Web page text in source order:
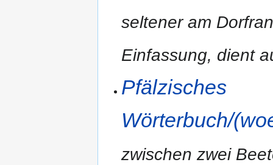
seltener am
Einfassung, dient
Pfälzisches
Wörterbuch/
zwischen zwei